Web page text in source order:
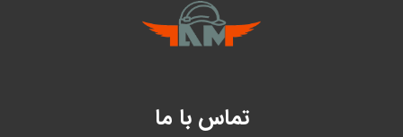
تماس با ما